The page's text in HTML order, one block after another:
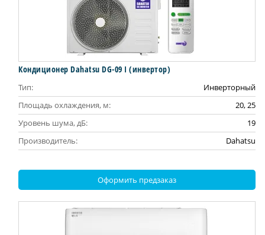
Кондиционер Dahatsu DG-09 I (инвертор)
Тип:
Инверторный
Площадь охлаждения, м:
20, 25
Уровень шума, дБ:
19
Производитель:
Dahatsu
Оформить предзаказ